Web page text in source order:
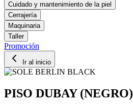
Cuidado y mantenimiento de la piel
Cerrajería
Maquinaria
Taller
Promoción
Ir al inicio
PISO DUBAY (NEGRO)